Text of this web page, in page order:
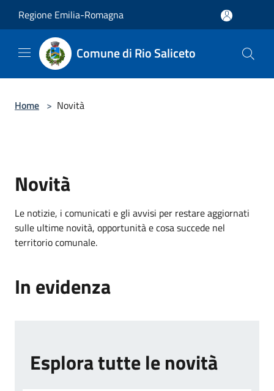
Regione Emilia-Romagna
Comune di Rio Saliceto
Home > Novità
Novità
Le notizie, i comunicati e gli avvisi per restare aggiornati
sulle ultime novità, opportunità e cosa succede nel
territorio comunale.
In evidenza
Esplora tutte le novità